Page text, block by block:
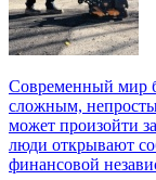
Современный мир
сложным,
может произойти
люди открывают
финансовой